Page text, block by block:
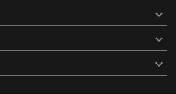


